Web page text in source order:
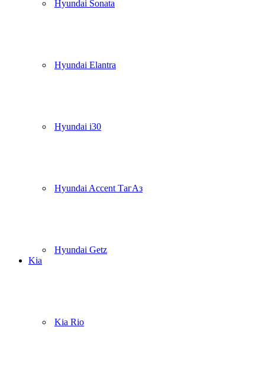
Hyundai Sonata
Hyundai Elantra
Hyundai i30
Hyundai Accent ТагАз
Hyundai Getz
Kia
Kia Rio